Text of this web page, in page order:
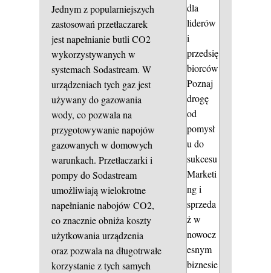
Jednym z popularniejszych
zastosowań przetłaczarek
jest napełnianie butli CO2
wykorzystywanych w
systemach Sodastream. W
urządzeniach tych gaz jest
używany do gazowania
wody, co pozwala na
przygotowywanie napojów
gazowanych w domowych
warunkach. Przetłaczarki i
pompy do Sodastream
umożliwiają wielokrotne
napełnianie nabojów CO2,
co znacznie obniża koszty
użytkowania urządzenia
oraz pozwala na długotrwałe
korzystanie z tych samych
dla
liderów
i
przedsię
biorców
Poznaj
drogę
od
pomysł
u do
sukcesu
Marketi
ng i
sprzeda
ż w
nowocz
esnym
biznesie